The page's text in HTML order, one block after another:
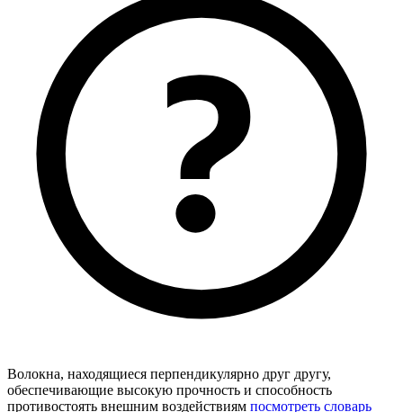
Волокна, находящиеся перпендикулярно друг другу,
обеспечивающие высокую прочность и способность
противостоять внешним воздействиям посмотреть словарь